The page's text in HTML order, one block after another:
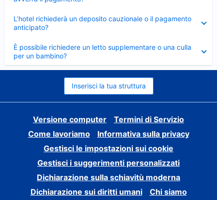
L’hotel richiederà un deposito cauzionale o il pagamento
anticipato?
chiuso
È possibile richiedere un letto supplementare o una culla
per un bambino?
Elemento
chiuso
Inserisci la tua struttura
Versione computer
Termini di Servizio
Come lavoriamo
Informativa sulla privacy
Gestisci le impostazioni sui cookie
Gestisci i suggerimenti personalizzati
Dichiarazione sulla schiavitù moderna
Dichiarazione sui diritti umani
Chi siamo